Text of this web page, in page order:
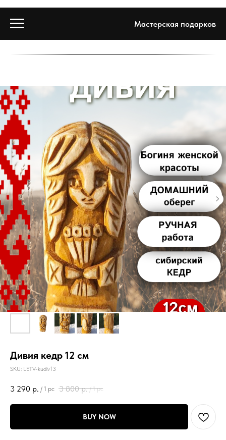
Мастерская подарков
Дивия кедр 12 см
SKU: LETV-kudiv13
3 290 р. / 1 pc 3 800 р. / 1 pc
BUY NOW